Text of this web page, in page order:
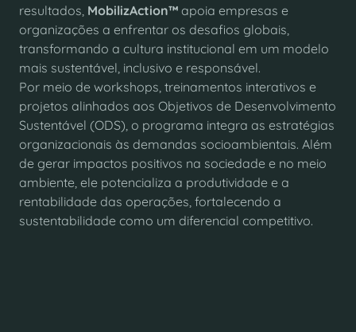
resultados, MobilizAction™ apoia empresas e
organizações a enfrentar os desafios globais,
transformando a cultura institucional em um modelo
mais sustentável, inclusivo e responsável.
Por meio de workshops, treinamentos interativos e
projetos alinhados aos Objetivos de Desenvolvimento
Sustentável (ODS), o programa integra as estratégias
organizacionais às demandas socioambientais. Além
de gerar impactos positivos na sociedade e no meio
ambiente, ele potencializa a produtividade e a
rentabilidade das operações, fortalecendo a
sustentabilidade como um diferencial competitivo.